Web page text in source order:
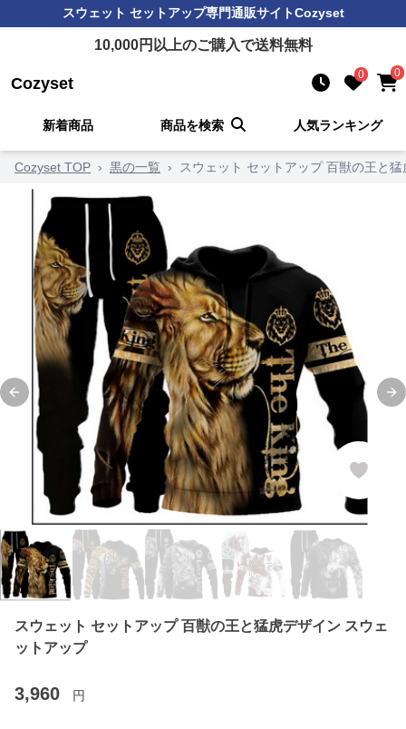
スウェット セットアップ専門通販サイトCozyset
10,000円以上のご購入で送料無料
Cozyset 0 0
新着商品 商品を検索 人気ランキング
Cozyset TOP › 黒の一覧 › スウェット セットアップ 百獣の王と
Previous slide
スウェット セットアップ 百獣の王と猛虎デザイン スウェ
ットアップ
3,960 円